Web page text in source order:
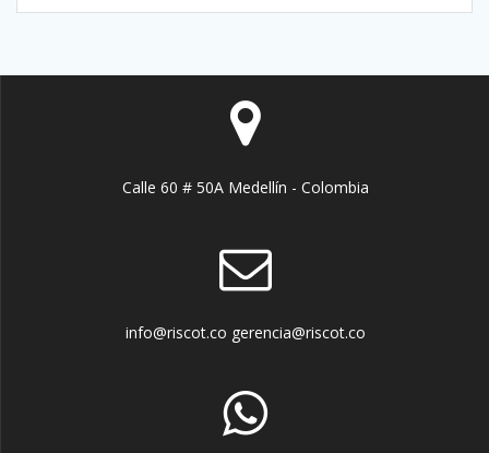
Calle 60 # 50A Medellín - Colombia
info@riscot.co gerencia@riscot.co